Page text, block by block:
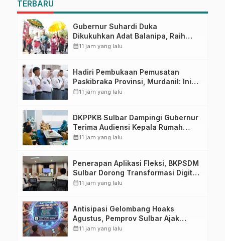
TERBARU
Gubernur Suhardi Duka
Dikukuhkan Adat Balanipa, Raih
Gelar Sulo Tappidena
calendar_month11 jam yang lalu
Hadiri Pembukaan Pemusatan
Paskibraka Provinsi, Murdanil: Ini
Membentuk Karakter Hingga
calendar_month11 jam yang lalu
DKPPKB Sulbar Dampingi Gubernur
Terima Audiensi Kepala Rumah
Sakit TK. III Punggawa Malolo
calendar_month11 jam yang lalu
Penerapan Aplikasi Fleksi, BKPSDM
Sulbar Dorong Transformasi Digital
Sistem Kehadiran ASN
calendar_month11 jam yang lalu
Antisipasi Gelombang Hoaks
Agustus, Pemprov Sulbar Ajak
Warga Jaga Ruang Digital
calendar_month11 jam yang lalu